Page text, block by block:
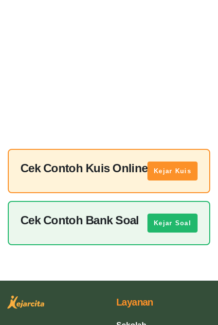
Cek Contoh Kuis Online Kejar Kuis
Cek Contoh Bank Soal Kejar Soal
Layanan